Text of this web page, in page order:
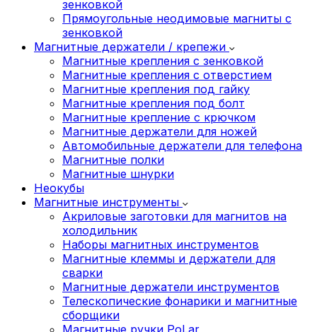
зенковкой
Прямоугольные неодимовые магниты с
зенковкой
Магнитные держатели / крепежи
Магнитные крепления с зенковкой
Магнитные крепления с отверстием
Магнитные крепления под гайку
Магнитные крепления под болт
Магнитные крепление с крючком
Магнитные держатели для ножей
Автомобильные держатели для телефона
Магнитные полки
Магнитные шнурки
Неокубы
Магнитные инструменты
Акриловые заготовки для магнитов на
холодильник
Наборы магнитных инструментов
Магнитные клеммы и держатели для
сварки
Магнитные держатели инструментов
Телескопические фонарики и магнитные
сборщики
Магнитные ручки PoLar